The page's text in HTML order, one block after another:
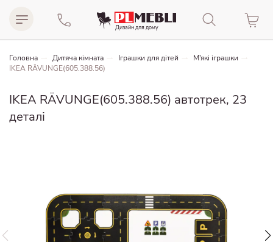
Дизайн для домy
Головна Дитяча кімната Іграшки для дітей
М'які іграшки
IKEA RÄVUNGE(605.388.56)
IKEA RÄVUNGE(605.388.56) автотрек, 23
деталі